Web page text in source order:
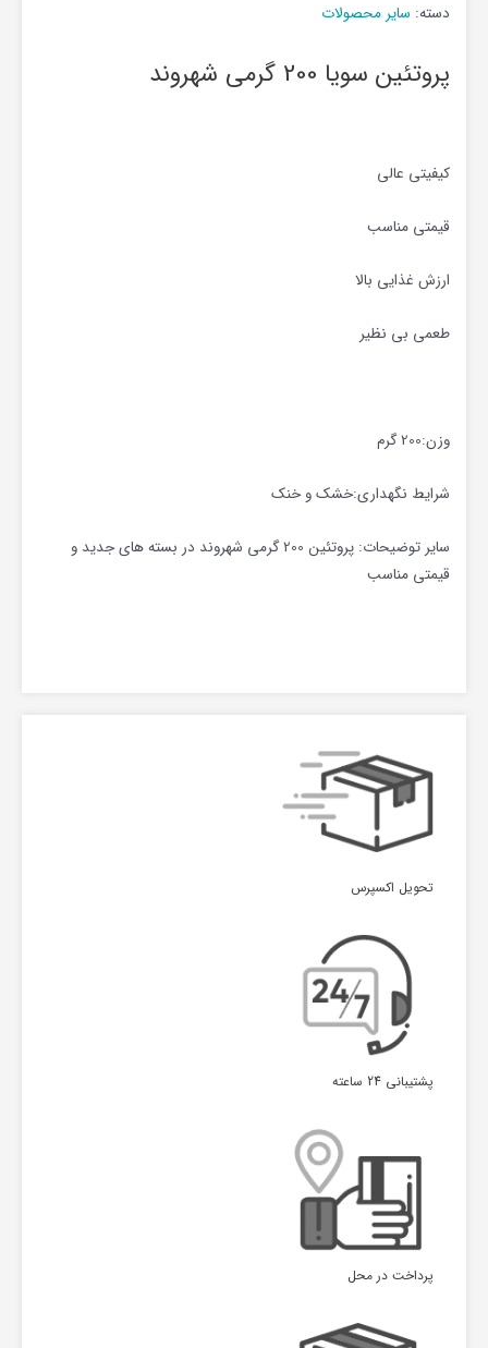
دسته: سایر محصولات
پروتئین سویا 200 گرمی شهروند
کیفیتی عالی
قیمتی مناسب
ارزش غذایی بالا
طعمی بی نظیر
وزن:200 گرم
شرایط نگهداری:خشک و خنک
سایر توضیحات: پروتئین 200 گرمی شهروند در بسته های جدید و
قیمتی مناسب
تحویل اکسپرس
پشتیبانی 24 ساعته
پرداخت در محل